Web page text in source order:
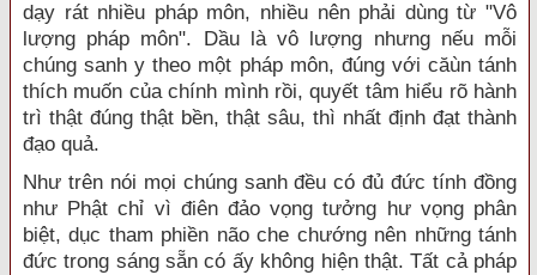
dạy rát nhiều pháp môn, nhiều nên phải dùng từ "Vô
lượng pháp môn". Dầu là vô lượng nhưng nếu mỗi
chúng sanh y theo một pháp môn, đúng với căùn tánh
thích muốn của chính mình rồi, quyết tâm hiểu rõ hành
trì thật đúng thật bền, thật sâu, thì nhất định đạt thành
đạo quả.
Như trên nói mọi chúng sanh đều có đủ đức tính đồng
như Phật chỉ vì điên đảo vọng tưởng hư vọng phân
biệt, dục tham phiền não che chướng nên những tánh
đức trong sáng sẵn có ấy không hiện thật. Tất cả pháp